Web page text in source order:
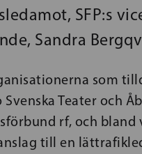
SFP:s
Sandra
som
Teater och
rf, och bland
till en